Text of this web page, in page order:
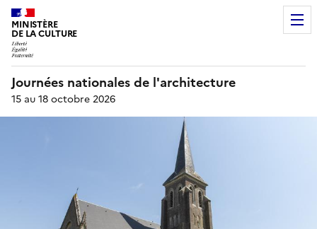
MINISTÈRE
DE LA CULTURE
Journées nationales de l'architecture
15 au 18 octobre 2026